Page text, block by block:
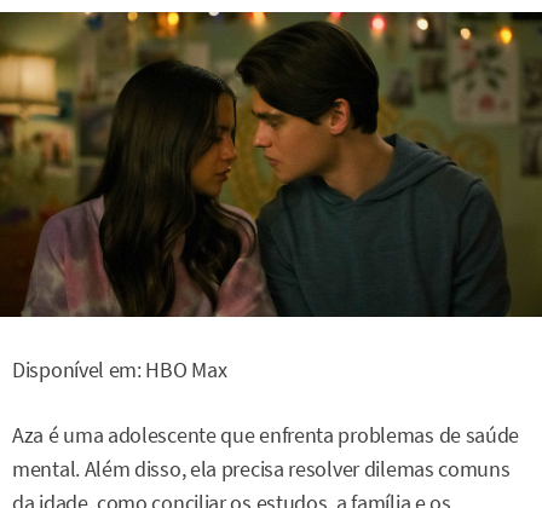
Disponível em: HBO Max
Aza é uma adolescente que enfrenta problemas de saúde
mental. Além disso, ela precisa resolver dilemas comuns